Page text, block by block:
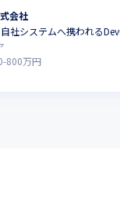
会社
社システムへ携われる
-800万円